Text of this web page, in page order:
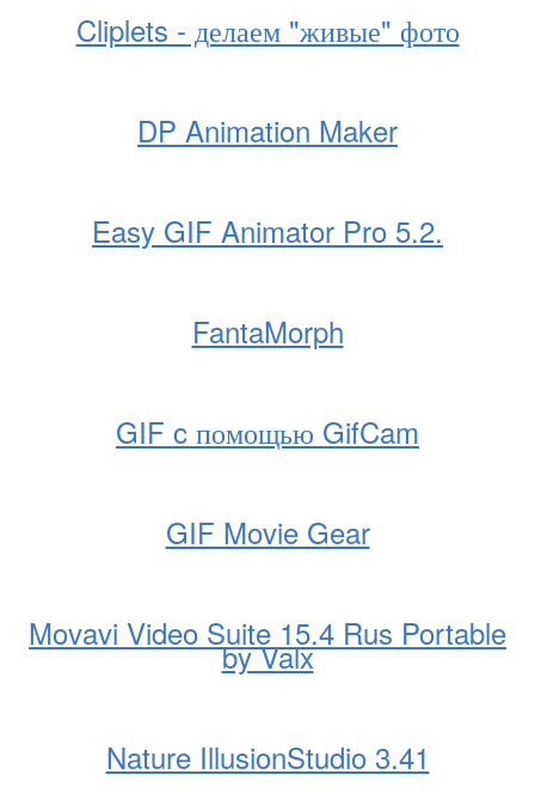
Cliplets - делаем "живые" фото
DP Animation Maker
Easy GIF Animator Pro 5.2.
FantaMorph
GIF c помощью GifCam
GIF Movie Gear
Movavi Video Suite 15.4 Rus Portable
by Valx
Nature IllusionStudio 3.41